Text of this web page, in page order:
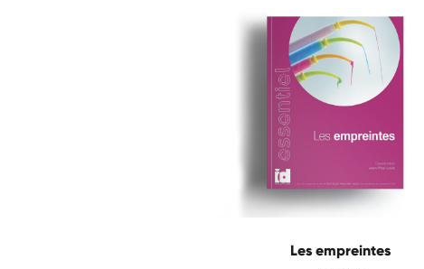
Les empreintes